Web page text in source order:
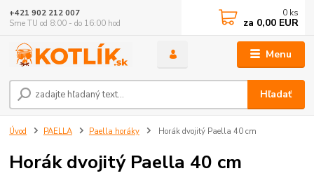
Menu
Hľadať
+421 902 212 007
Sme TU od 8:00 - do 16:00 hod
0 ks
za 0,00 EUR
Úvod PAELLA Paella horáky Horák dvojitý Paella 40 cm
Horák dvojitý Paella 40 cm